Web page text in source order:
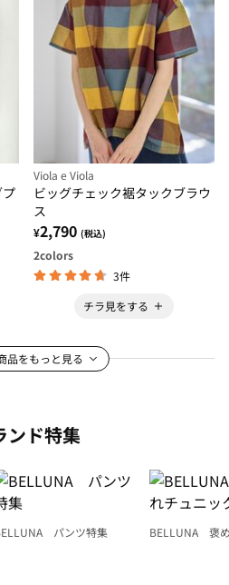
Viola e Viola
ビッグチェック裾タックブラウ
ス
¥2,790 (税込)
2colors
3件
チラ見をする
品をもっと見る
ンド特集
パンツ特集
BELLUNA 褒